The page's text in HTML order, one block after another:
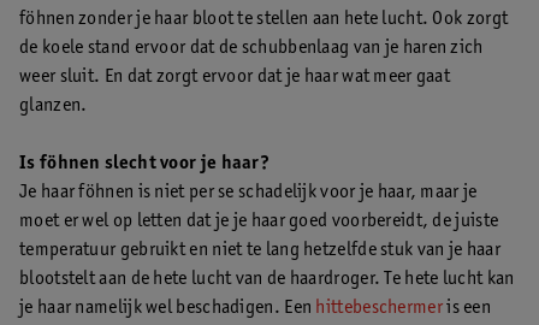
föhnen zonder je haar bloot te stellen aan hete lucht. Ook zorgt
de koele stand ervoor dat de schubbenlaag van je haren zich
weer sluit. En dat zorgt ervoor dat je haar wat meer gaat
glanzen.
Is föhnen slecht voor je haar?
Je haar föhnen is niet per se schadelijk voor je haar, maar je
moet er wel op letten dat je je haar goed voorbereidt, de juiste
temperatuur gebruikt en niet te lang hetzelfde stuk van je haar
blootstelt aan de hete lucht van de haardroger. Te hete lucht kan
je haar namelijk wel beschadigen. Een hittebeschermeris een